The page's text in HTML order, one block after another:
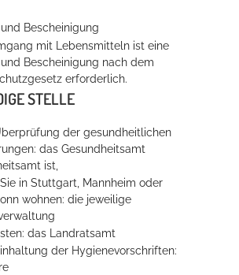
Bescheinigung
mit Lebensmitteln ist eine
Bescheinigung nach dem
erforderlich.
STELLE
der gesundheitlichen
das Gesundheitsamt
ist,
in Stuttgart, Mannheim oder
wohnen: die jeweilige
das Landratsamt
der Hygienevorschriften: